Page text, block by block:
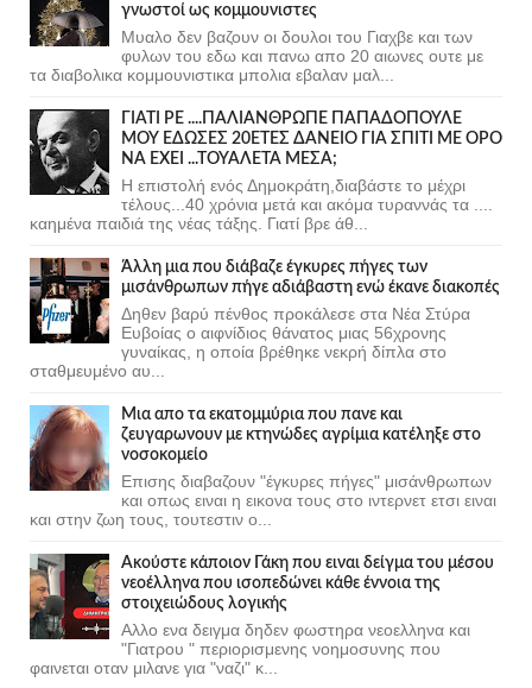
γνωστοί ως κομμουνιστες
Μυαλο δεν βαζουν οι δουλοι του Γιαχβε και των
φυλων του εδω και πανω απο 20 αιωνες ουτε με
τα διαβολικα κομμουνιστικα μπολια εβαλαν μαλ...
ΓΙΑΤΙ ΡΕ ....ΠΑΛΙΑΝΘΡΩΠΕ ΠΑΠΑΔΟΠΟΥΛΕ
ΜΟΥ ΕΔΩΣΕΣ 20ΕΤΕΣ ΔΑΝΕΙΟ ΓΙΑ ΣΠΙΤΙ ΜΕ ΟΡΟ
ΝΑ ΕΧΕΙ ...ΤΟΥΑΛΕΤΑ ΜΕΣΑ;
Η επιστολή ενός Δημοκράτη,διαβάστε το μέχρι
τέλους...40 χρόνια μετά και ακόμα τυραννάς τα ....
καημένα παιδιά της νέας τάξης. Γιατί βρε άθ...
Άλλη μια που διάβαζε έγκυρες πήγες των
μισάνθρωπων πήγε αδιάβαστη ενώ έκανε διακοπές
Δηθεν βαρύ πένθος προκάλεσε στα Νέα Στύρα
Ευβοίας ο αιφνίδιος θάνατος μιας 56χρονης
γυναίκας, η οποία βρέθηκε νεκρή δίπλα στο
σταθμευμένο αυ...
Μια απο τα εκατομμύρια που πανε και
ζευγαρωνουν με κτηνώδες αγρίμια κατέληξε στο
νοσοκομείο
Επισης διαβαζουν "έγκυρες πήγες" μισάνθρωπων
και οπως ειναι η εικονα τους στο ιντερνετ ετσι ειναι
και στην ζωη τους, τουτεστιν ο...
Ακούστε κάποιον Γάκη που ειναι δείγμα του μέσου
νεοέλληνα που ισοπεδώνει κάθε έννοια της
στοιχειώδους λογικής
Αλλο ενα δειγμα δηδεν φωστηρα νεοελληνα και
"Γιατρου " περιορισμενης νοημοσυνης που
φαινεται οταν μιλανε για "ναζι" κ...